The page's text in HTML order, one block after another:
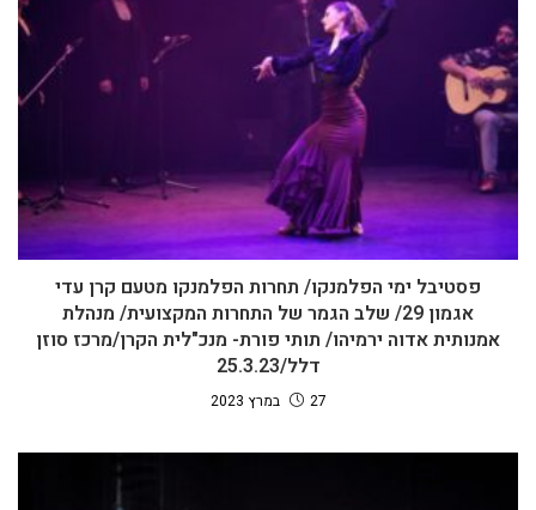
פסטיבל ימי הפלמנקו/ תחרות הפלמנקו מטעם קרן עדי
אגמון 29/ שלב הגמר של התחרות המקצועית/ מנהלת
אמנותית אדוה ירמיהו/ תותי פורת- מנכ"לית הקרן/מרכז סוזן
דלל/25.3.23
27 במרץ 2023